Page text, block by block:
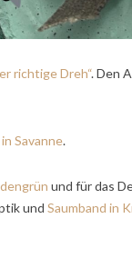
richtige Dreh“. Den
Savanne.
und für das
und Saumband in